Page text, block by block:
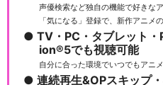
声優検索など独自の機能で好きな
「気になる」登録で、新作アニメ
TV・PC・タブレット
ion®5でも視聴可能
自分に合った環境でいつでもアニ
連続再生&OPスキップ